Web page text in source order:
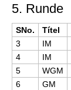
5. Runde
SNo. Títel
3
IM
4
IM
5
WGM
6
GM